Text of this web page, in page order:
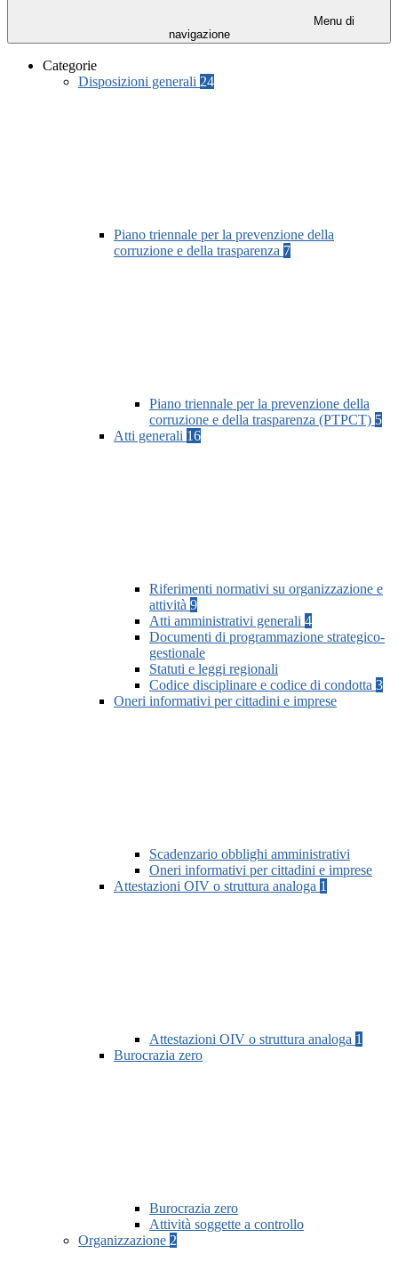
Menu di
navigazione
Categorie
Disposizioni generali 24
Piano triennale per la prevenzione della
corruzione e della trasparenza 7
Piano triennale per la prevenzione della
corruzione e della trasparenza (PTPCT) 5
Atti generali 16
Riferimenti normativi su organizzazione e
attività 9
Atti amministrativi generali 4
Documenti di programmazione strategico-
gestionale
Statuti e leggi regionali
Codice disciplinare e codice di condotta 3
Oneri informativi per cittadini e imprese
Scadenzario obblighi amministrativi
Oneri informativi per cittadini e imprese
Attestazioni OIV o struttura analoga 1
Attestazioni OIV o struttura analoga 1
Burocrazia zero
Burocrazia zero
Attività soggette a controllo
Organizzazione 2